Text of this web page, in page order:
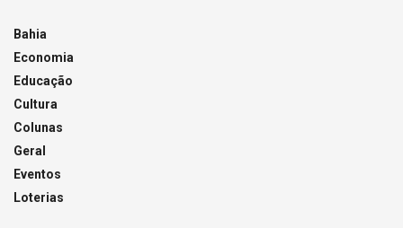
Bahia
Economia
Educação
Cultura
Colunas
Geral
Eventos
Loterias